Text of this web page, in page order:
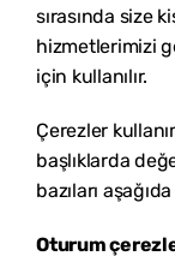
sırasında size
hizmetlerimizi
için kullanılır.
Çerezler
başlıklarda
bazıları
Oturum